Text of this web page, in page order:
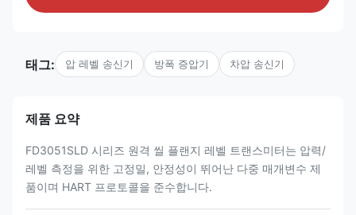
태그: 압 레벨 송신기 방폭 증압기 차압 송신기
제품 요약
FD3051SLD 시리즈 원격 씰 플랜지 레벨 트랜스미터는 압력/
레벨 측정을 위한 고정밀, 안정성이 뛰어난 다중 매개변수 제
품이며 HART 프로토콜을 준수합니다.